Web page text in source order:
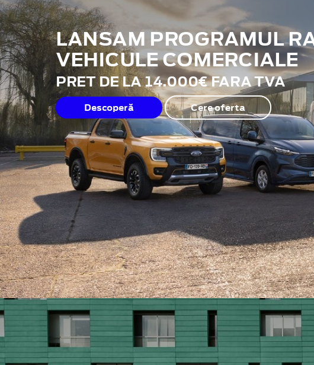
LANSAM PROGRAMUL
VEHICULE COMERCIALE
PRET DE LA 14.000€ FARA TVA
Descoperă Cere oferta